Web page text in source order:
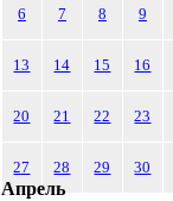
6 7 8 9
13 14 15 16
20 21 22 23
27 28 29 30
Апрель